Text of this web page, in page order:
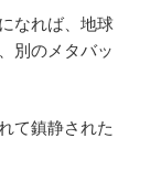
なれば、地球
別のメタバッ
て鎮静された